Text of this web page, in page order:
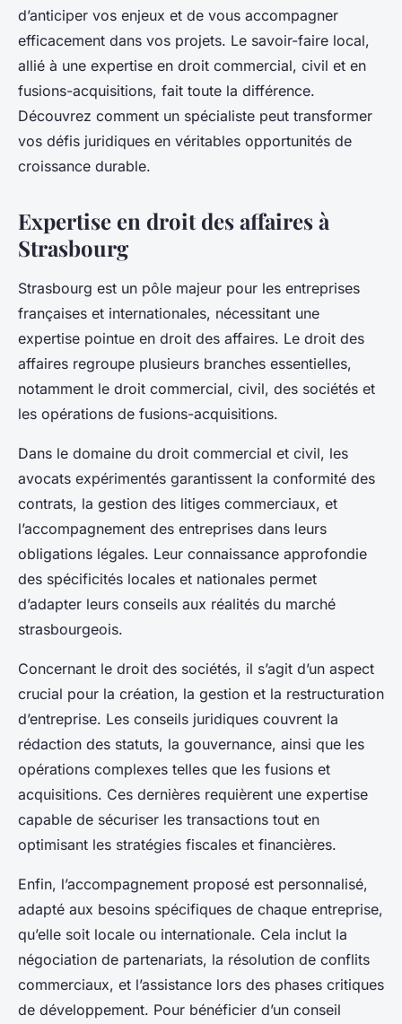
d’anticiper vos enjeux et de vous accompagner
efficacement dans vos projets. Le savoir-faire local,
allié à une expertise en droit commercial, civil et en
fusions-acquisitions, fait toute la différence.
Découvrez comment un spécialiste peut transformer
vos défis juridiques en véritables opportunités de
croissance durable.
Expertise en droit des affaires à
Strasbourg
Strasbourg est un pôle majeur pour les entreprises
françaises et internationales, nécessitant une
expertise pointue en droit des affaires. Le droit des
affaires regroupe plusieurs branches essentielles,
notamment le droit commercial, civil, des sociétés et
les opérations de fusions-acquisitions.
Dans le domaine du droit commercial et civil, les
avocats expérimentés garantissent la conformité des
contrats, la gestion des litiges commerciaux, et
l’accompagnement des entreprises dans leurs
obligations légales. Leur connaissance approfondie
des spécificités locales et nationales permet
d’adapter leurs conseils aux réalités du marché
strasbourgeois.
Concernant le droit des sociétés, il s’agit d’un aspect
crucial pour la création, la gestion et la restructuration
d’entreprise. Les conseils juridiques couvrent la
rédaction des statuts, la gouvernance, ainsi que les
opérations complexes telles que les fusions et
acquisitions. Ces dernières requièrent une expertise
capable de sécuriser les transactions tout en
optimisant les stratégies fiscales et financières.
Enfin, l’accompagnement proposé est personnalisé,
adapté aux besoins spécifiques de chaque entreprise,
qu’elle soit locale ou internationale. Cela inclut la
négociation de partenariats, la résolution de conflits
commerciaux, et l’assistance lors des phases critiques
de développement. Pour bénéficier d’un conseil